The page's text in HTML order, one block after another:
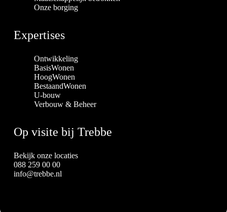
Onze borging
Expertises
Ontwikkeling
BasisWonen
HoogWonen
BestaandWonen
U-bouw
Verbouw & Beheer
Op visite bij Trebbe
Bekijk onze locaties
088 259 00 00
info@trebbe.nl